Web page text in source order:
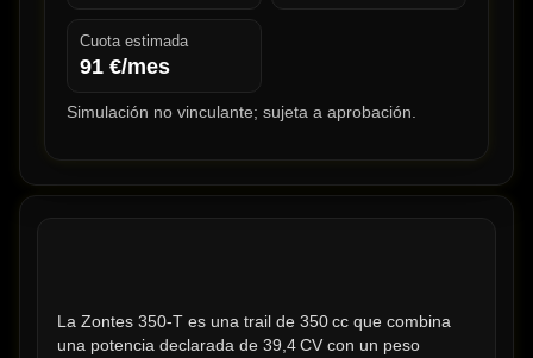
Cuota estimada
91 €/mes
Simulación no vinculante; sujeta a aprobación.
La Zontes 350-T es una trail de 350 cc que combina
una potencia declarada de 39,4 CV con un peso